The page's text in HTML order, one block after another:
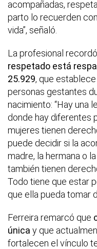
acompañadas,
parto lo recuerden
vida”, señaló.
La profesional
respetado está
25.929, que
personas gestantes
nacimiento: “Hay una
donde hay diferentes
mujeres tienen
puede decidir si la
madre, la hermana o
también tienen
Todo tiene que estar
que ella pueda tomar
Ferreira remarcó que
única y que
fortalecen el vínculo